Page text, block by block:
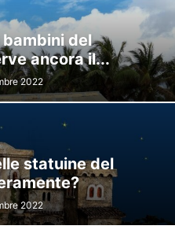
del
ancora il...
2022
statuine del
2022